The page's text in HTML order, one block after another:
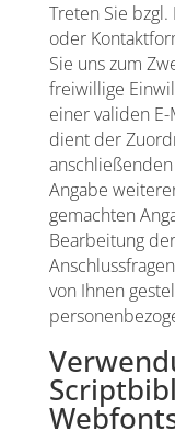
Treten Sie
oder
Sie uns zum
freiwillige
einer validen
dient der
Angabe
gemachten
Bearbeitung
von Ihnen